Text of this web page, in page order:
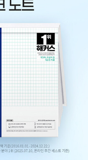
이버 카페 및 이중석 한